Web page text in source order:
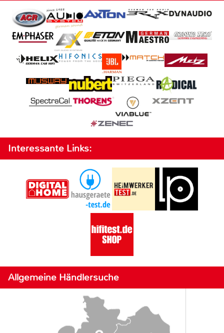
Interessante Links:
Allgemeine Händlersuche